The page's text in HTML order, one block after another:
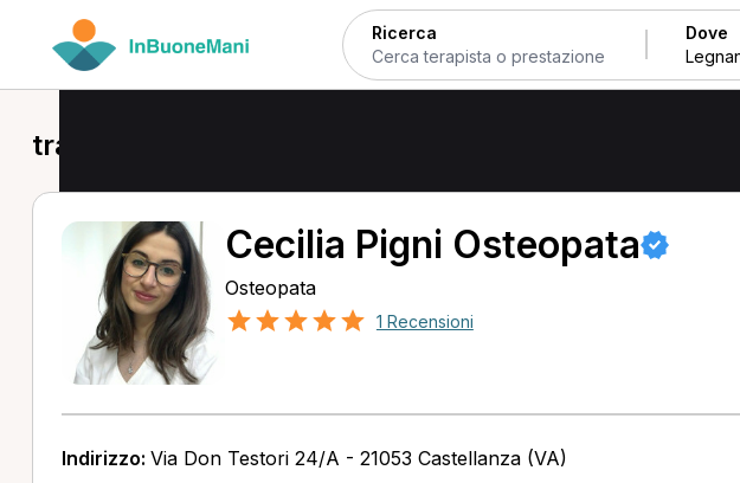
Ricerca Dove
trattamento osteopatico pediatrico a Legnano
Cecilia Pigni Osteopata
Osteopata
1 Recensioni
Indirizzo: Via Don Testori 24/A - 21053 Castellanza (VA)